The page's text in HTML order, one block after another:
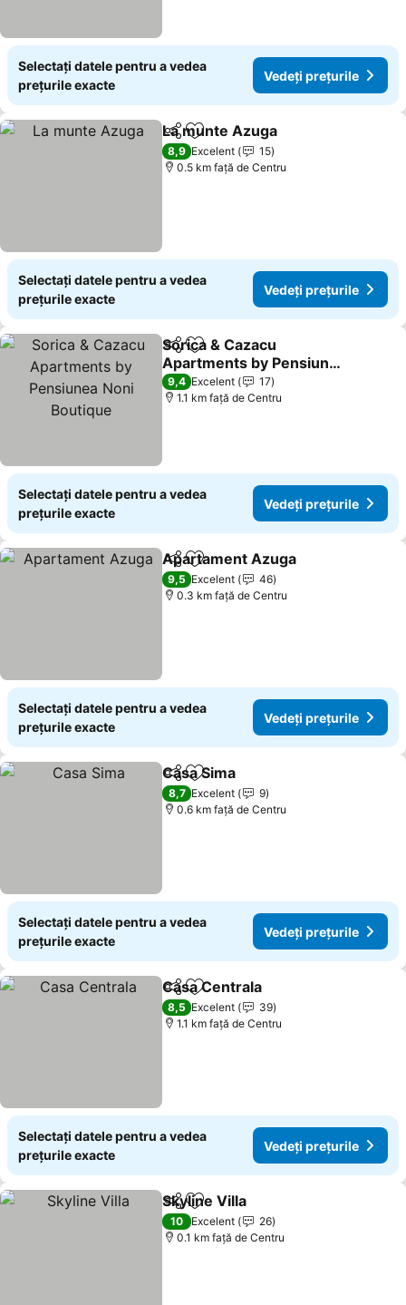
Selectați datele pentru a vedea
prețurile exacte
Vedeți prețurile
DistribuițiAdăugaţi la favorite
La munte Azuga
8,9 Excelent
15
0.5 km faţă de Centru
Selectați datele pentru a vedea
prețurile exacte
Vedeți prețurile
DistribuițiAdăugaţi la favorite
Sorica & Cazacu
Apartments by Pensiunea
Noni Boutique
Vedeți prețurile
9,4 Excelent
17
1.1 km faţă de Centru
Selectați datele pentru a vedea
prețurile exacte
Vedeți prețurile
DistribuițiAdăugaţi la favorite
Apartament Azuga
9,5 Excelent
46
0.3 km faţă de Centru
Selectați datele pentru a vedea
prețurile exacte
Vedeți prețurile
DistribuițiAdăugaţi la favorite
Casa Sima
8,7 Excelent
9
0.6 km faţă de Centru
Selectați datele pentru a vedea
prețurile exacte
Vedeți prețurile
DistribuițiAdăugaţi la favorite
Casa Centrala
8,5 Excelent
39
1.1 km faţă de Centru
Selectați datele pentru a vedea
prețurile exacte
Vedeți prețurile
DistribuițiAdăugaţi la favorite
Skyline Villa
10 Excelent
26
0.1 km faţă de Centru